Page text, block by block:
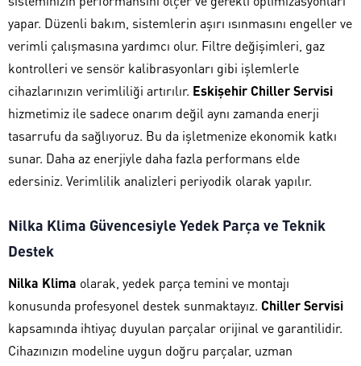
yapar. Düzenli bakım, sistemlerin aşırı ısınmasını engeller ve
verimli çalışmasına yardımcı olur. Filtre değişimleri, gaz
kontrolleri ve sensör kalibrasyonları gibi işlemlerle
cihazlarınızın verimliliği artırılır. Eskişehir Chiller Servisi
hizmetimiz ile sadece onarım değil aynı zamanda enerji
tasarrufu da sağlıyoruz. Bu da işletmenize ekonomik katkı
sunar. Daha az enerjiyle daha fazla performans elde
edersiniz. Verimlilik analizleri periyodik olarak yapılır.
Nilka Klima Güvencesiyle Yedek Parça ve Teknik
Destek
Nilka Klima olarak, yedek parça temini ve montajı
konusunda profesyonel destek sunmaktayız. Chiller Servisi
kapsamında ihtiyaç duyulan parçalar orijinal ve garantilidir.
Cihazınızın modeline uygun doğru parçalar, uzman